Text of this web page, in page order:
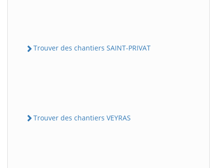
Trouver des chantiers SAINT-PRIVAT
Trouver des chantiers VEYRAS